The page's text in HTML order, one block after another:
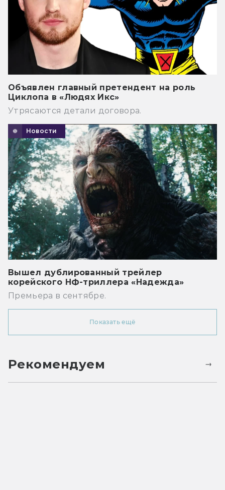
Объявлен главный претендент на роль
Циклопа в «Людях Икс»
Утрясаются детали договора.
Новости
Вышел дублированный трейлер
корейского НФ-триллера «Надежда»
Премьера в сентябре.
Показать ещё
Рекомендуем